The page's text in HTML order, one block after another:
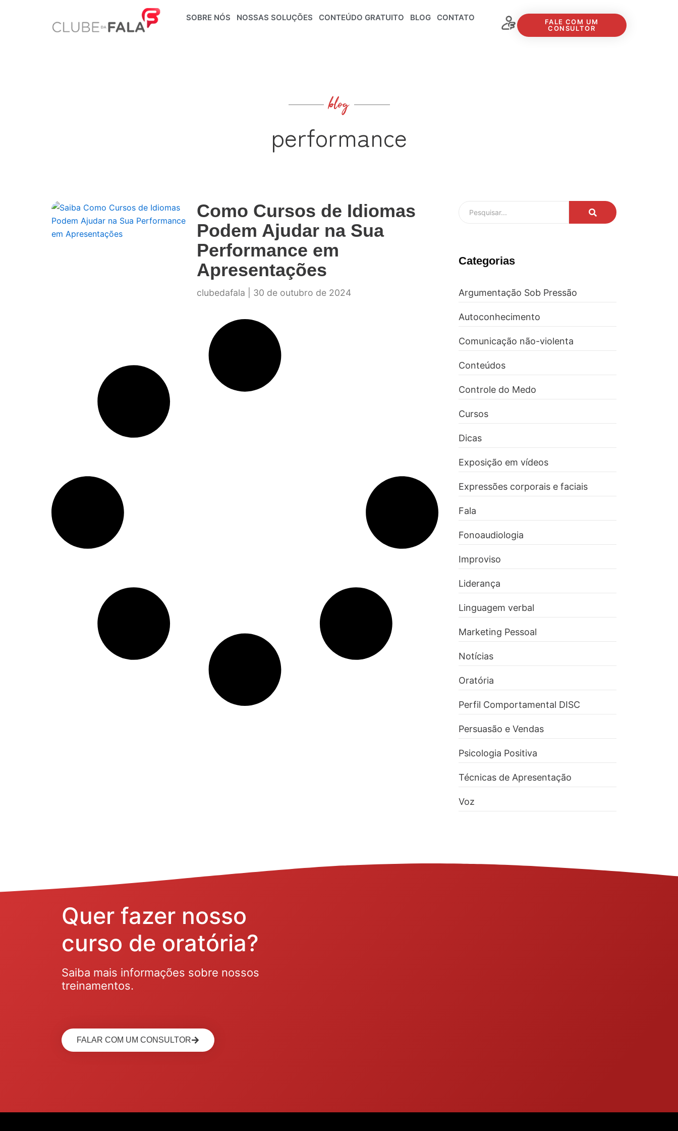
SOBRE NÓS NOSSAS SOLUÇÕES CONTEÚDO GRATUITO BLOG CONTATO
FALE COM UM
CONSULTOR
blog
performance
Como Cursos de Idiomas
Podem Ajudar na Sua
Performance em
Apresentações
clubedafala 30 de outubro de 2024
Categorias
Argumentação Sob Pressão
Autoconhecimento
Comunicação não-violenta
Conteúdos
Controle do Medo
Cursos
Dicas
Exposição em vídeos
Expressões corporais e faciais
Fala
Fonoaudiologia
Improviso
Liderança
Linguagem verbal
Marketing Pessoal
Notícias
Oratória
Perfil Comportamental DISC
Persuasão e Vendas
Psicologia Positiva
Técnicas de Apresentação
Voz
Quer fazer nosso
curso de oratória?
Saiba mais informações sobre nossos
treinamentos.
FALAR COM UM CONSULTOR